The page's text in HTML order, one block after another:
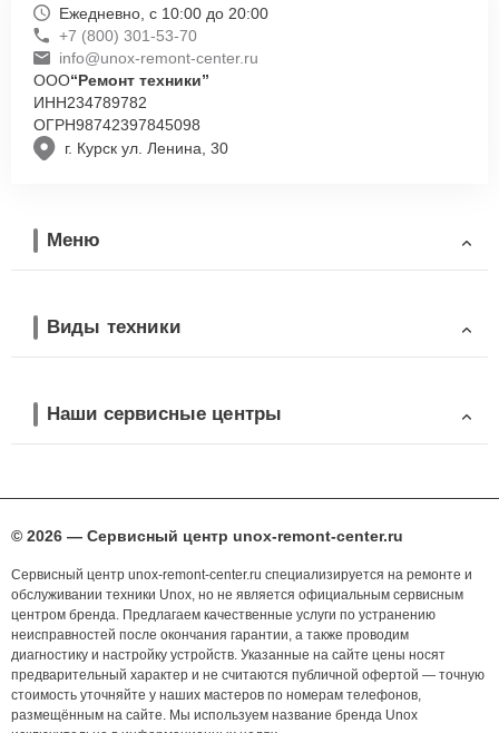
г. Курск ул. Ленина, 30
Ежедневно, с 10:00 до 20:00
+7 (800) 301-53-70
info@unox-remont-center.ru
ООО“Ремонт техники”
ИНН234789782
ОГРН98742397845098
Меню
Виды техники
Наши сервисные центры
© 2026 — Сервисный центр unox-remont-center.ru
Сервисный центр unox-remont-center.ru специализируется на ремонте и
обслуживании техники Unox, но не является официальным сервисным
центром бренда. Предлагаем качественные услуги по устранению
неисправностей после окончания гарантии, а также проводим
диагностику и настройку устройств. Указанные на сайте цены носят
предварительный характер и не считаются публичной офертой — точную
стоимость уточняйте у наших мастеров по номерам телефонов,
размещённым на сайте. Мы используем название бренда Unox